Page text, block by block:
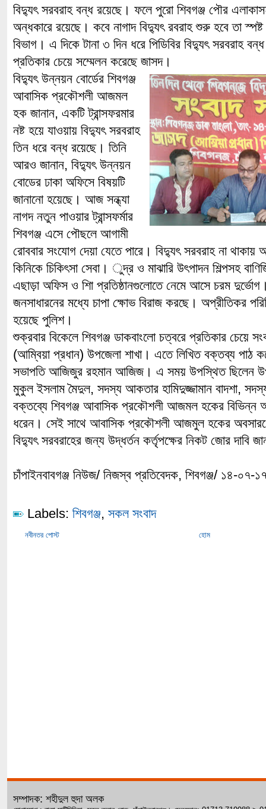
বিদ্যুৎ সরবরাহ বন্ধ রয়েছে। ফলে পুরো শিবগঞ্জ পৌর
অন্ধকারে রয়েছে। কবে নাগাদ বিদ্যুৎ রবরাহ শুরু হবে তা স্পষ্ট
বিভাগ। এ দিকে টানা ৩ দিন ধরে পিডিবির বিদ্যুৎ সরবরাহ
প্রতিকার চেয়ে সম্মেলন করেছে জাসদ।
বিদ্যুৎ উন্নয়ন বোর্ডের শিবগঞ্জ
আবাসিক প্রকৌশলী আজমল
হক জানান, একটি ট্রান্সফরমার
নষ্ট হয়ে যাওয়ায় বিদ্যুৎ সরবরাহ
তিন ধরে বন্ধ রয়েছে। তিনি
আরও জানান, বিদ্যুৎ উন্নয়ন
বোডের ঢাকা অফিসে বিষয়টি
জানানো হয়েছে। আজ সন্ধ্যা
নাগদ নতুন পাওয়ার ট্রান্সফর্মার
শিবগঞ্জ এসে পৌছলে আগামী
রোববার সংযোগ দেয়া যেতে পারে। বিদ্যুৎ সরবরাহ না থাকায়
কিনিকে চিকিৎসা সেবা। ুদ্র ও মাঝারি উৎপাদন শিল্পসহ
এছাড়া অফিস ও শিা প্রতিষ্ঠানগুলোতে নেমে আসে চরম
জনসাধারনের মধ্যে চাপা ক্ষোভ বিরাজ করছে। অপ্রীতিকর
হয়েছে পুলিশ।
শুক্রবার বিকেলে শিবগঞ্জ ডাকবাংলো চত্বরে প্রতিকার চেয়ে
(আম্বিয়া প্রধান) উপজেলা শাখা। এতে লিখিত বক্তব্য পাঠ
সভাপতি আজিজুর রহমান আজিজ। এ সময় উপস্থিত ছিলেন
মুকুল ইসলাম মৈদুল, সদস্য আকতার হামিদুজ্জামান বাদশা,
বক্তব্যে শিবগঞ্জ আবাসিক প্রকৌশলী আজমল হকের বিভিন্ন
ধরেন। সেই সাথে আবাসিক প্রকৌশলী আজমুল হকের
বিদ্যুৎ সরবরাহের জন্য উদ্ধর্তন কর্তৃপক্ষের নিকট জোর দাবি
চাঁপাইনবাবগঞ্জ নিউজ/ নিজস্ব প্রতিবেদক, শিবগঞ্জ/ ১৪-০৭-
Labels: শিবগঞ্জ, সকল সংবাদ
নবীনতর পোস্ট হোম
সম্পাদক: শহীদুল হুদা অলক